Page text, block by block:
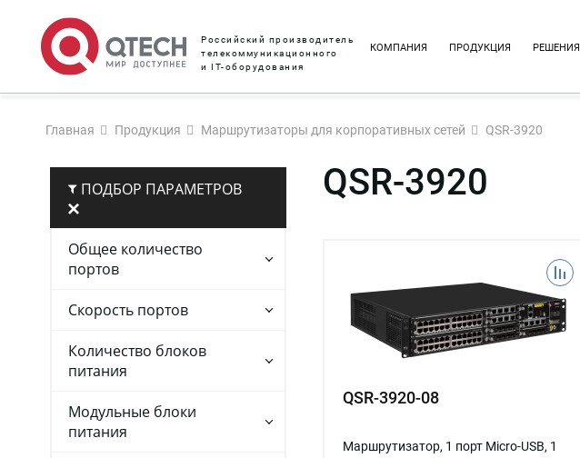
Российский производитель
телекоммуникационного
и IT-оборудования
КОМПАНИЯ ПРОДУКЦИЯ РЕШЕНИЯ
Главная Продукция Маршрутизаторы для корпоративных сетей QSR-3920
ПОДБОР ПАРАМЕТРОВ
Общее количество
портов
Скорость портов
Количество блоков
питания
Модульные блоки
питания
QSR-3920
QSR-3920-08
Маршрутизатор, 1 порт Micro-USB, 1